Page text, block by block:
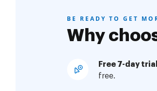
BE READY TO GET
Why
Free 7-day
free.